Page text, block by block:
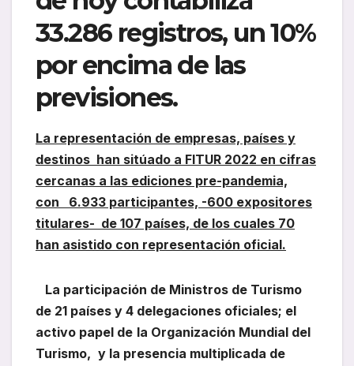
33.286 registros, un 10%
por encima de las
previsiones.
La representación de empresas, países y
destinos han sitúado a FITUR 2022 en cifras
cercanas a las ediciones pre-pandemia,
con 6.933 participantes, -600 expositores
titulares- de 107 países, de los cuales 70
han asistido con representación oficial.
La participación de Ministros de Turismo
de 21 países y 4 delegaciones oficiales; el
activo papel de la Organización Mundial del
Turismo, y la presencia multiplicada de